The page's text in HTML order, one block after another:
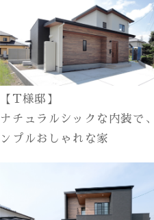
【T様邸】
ナチュラルシックな内装で
ンプルおしゃれな家